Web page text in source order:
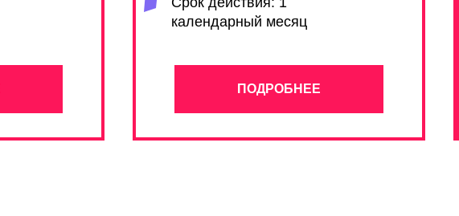
календарный месяц
ПОДРОБНЕЕ